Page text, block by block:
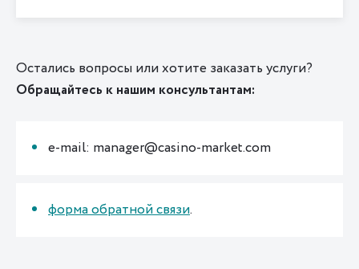
Остались вопросы или хотите заказать услуги?
Обращайтесь к нашим консультантам:
e-mail: manager@casino-market.com
форма обратной связи.